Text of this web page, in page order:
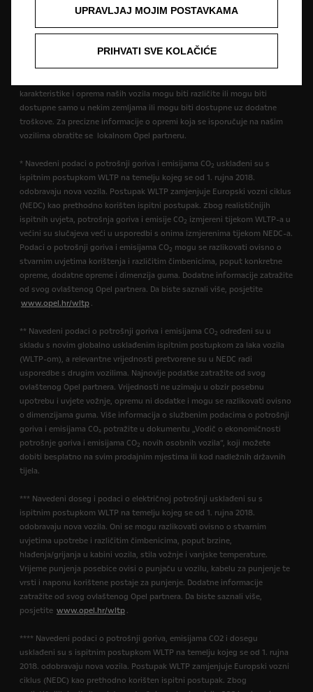
su točni u vrijeme objavljivanja. Pridržavamo pravo na izmjene u dizajnu i
opremi. Prikazane boje su samo približne stvarnim bojama. Ilustrirana
karakteristike i oprema naših vozila mogu biti različite ili mogu biti
dostupne samo u nekim zemljama ili mogu biti dostupne uz dodatne
troškove. Za precizne informacije o opremi koja se isporučuje na našim
vozilima obratite se lokalnom Opel partneru.
* Navedeni podaci o potrošnji goriva i emisijama CO2 usklađeni su s
ispitnim postupkom WLTP na temelju kojeg se od 1. rujna 2018.
odobravaju nova vozila. Postupak WLTP zamjenjuje Europski vozni ciklus
(NEDC) kao prethodno korišten ispitni postupak. Zbog realističnijih
ispitnih uvjeta, potrošnja goriva i emisije CO2 izmjereni tijekom WLTP-a u
većini su slučajeva veći u usporedbi s onima izmjerenima tijekom NEDC-a.
Podaci o potrošnji goriva i emisijama CO2 mogu se razlikovati ovisno o
stvarnim uvjetima korištenja i različitim čimbenicima, poput konkretne
opreme, dodatne opreme i dimenzija guma. Dodatne informacije zatražite
od svog ovlaštenog Opel partnera. Da biste saznali više, posjetite
www.opel.hr/wltp .
** Navedeni podaci o potrošnji goriva i emisijama CO2 određeni su u
skladu s novim globalno usklađenim ispitnim postupkom za laka vozila
(WLTP-om), a relevantne vrijednosti pretvorene su u NEDC radi
usporedbe s drugim vozilima. Najnovije podatke zatražite od svog
ovlaštenog Opel partnera. Vrijednosti ne uzimaju u obzir posebnu
upotrebu i uvjete vožnje, opremu ni dodatke i mogu se razlikovati ovisno
o dimenzijama guma. Više informacija o službenim podacima o potrošnji
goriva i emisijama CO₂ potražite u dokumentu „Vodič o ekonomičnosti
potrošnje goriva i emisijama CO2 novih osobnih vozila”, koji možete
dobiti besplatno na svim prodajnim mjestima ili kod nadležnih državnih
tijela.
*** Navedeni doseg i podaci o električnoj potrošnji usklađeni su s
ispitnim postupkom WLTP na temelju kojeg se od 1. rujna 2018.
odobravaju nova vozila. Oni se mogu razlikovati ovisno o stvarnim
uvjetima upotrebe i različitim čimbenicima, poput brzine,
hlađenja/grijanja u kabini vozila, stila vožnje i vanjske temperature.
Vrijeme punjenja posebice ovisi o punjaču u vozilu, kabelu za punjenje te
vrsti i naponu korištene postaje za punjenje. Dodatne informacije
zatražite od svog ovlaštenog Opel partnera. Da biste saznali više,
posjetite www.opel.hr/wltp .
**** Navedeni podaci o potrošnji goriva, emisijama CO2 i dosegu
usklađeni su s ispitnim postupkom WLTP na temelju kojeg se od 1. rujna
2018. odobravaju nova vozila. Postupak WLTP zamjenjuje Europski vozni
ciklus (NEDC) kao prethodno korišten ispitni postupak. Zbog
UPRAVLJAJ MOJIM POSTAVKAMA
PRIHVATI SVE KOLAČIĆE